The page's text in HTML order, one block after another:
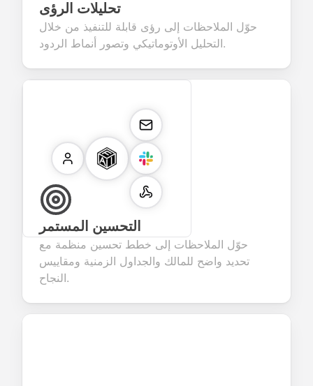
تحليلات الرؤى
حوّل الملاحظات إلى رؤى قابلة للتنفيذ من خلال
التحليل الأوتوماتيكي وتصور أنماط الردود.
التحسين المستمر
حوّل الملاحظات إلى خطط تحسين منظمة مع
تحديد واضح للمالك والجداول الزمنية ومقاييس
النجاح.